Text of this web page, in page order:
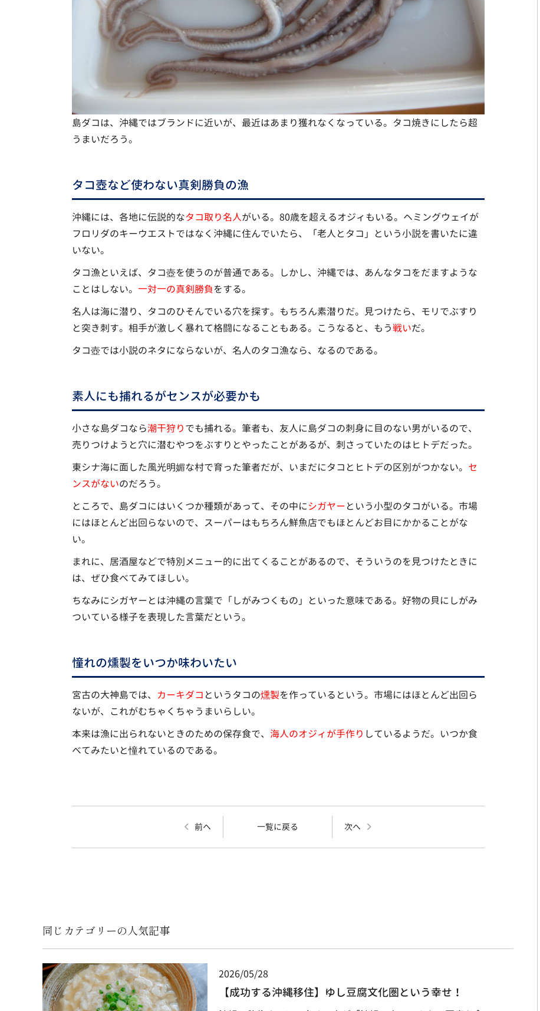
島ダコは、沖縄ではブランドに近いが、最近はあまり獲れなくなっている。タコ焼きにしたら超
うまいだろう。
タコ壺など使わない真剣勝負の漁
沖縄には、各地に伝説的なタコ取り名人がいる。80歳を超えるオジィもいる。ヘミングウェイが
フロリダのキーウエストではなく沖縄に住んでいたら、「老人とタコ」という小説を書いたに違
いない。
タコ漁といえば、タコ壺を使うのが普通である。しかし、沖縄では、あんなタコをだますような
ことはしない。 一対一の真剣勝負をする。
名人は海に潜り、タコのひそんでいる穴を探す。もちろん素潜りだ。見つけたら、モリでぶすり
と突き刺す。相手が激しく暴れて格闘になることもある。こうなると、もう戦いだ。
タコ壺では小説のネタにならないが、名人のタコ漁なら、なるのである。
素人にも捕れるがセンスが必要かも
小さな島ダコなら潮干狩りでも捕れる。筆者も、友人に島ダコの刺身に目のない男がいるので、
売りつけようと穴に潜むやつをぶすりとやったことがあるが、刺さっていたのはヒトデだった。
東シナ海に面した風光明媚な村で育った筆者だが、いまだにタコとヒトデの区別がつかない。 セ
ンスがないのだろう。
ところで、島ダコにはいくつか種類があって、その中にシガヤーという小型のタコがいる。市場
にはほとんど出回らないので、スーパーはもちろん鮮魚店でもほとんどお目にかかることがな
い。
まれに、居酒屋などで特別メニュー的に出てくることがあるので、そういうのを見つけたときに
は、ぜひ食べてみてほしい。
ちなみにシガヤーとは沖縄の言葉で「しがみつくもの」といった意味である。好物の貝にしがみ
ついている様子を表現した言葉だという。
憧れの燻製をいつか味わいたい
宮古の大神島では、 カーキダコ というタコの燻製を作っているという。市場にはほとんど出回ら
ないが、これがむちゃくちゃうまいらしい。
本来は漁に出られないときのための保存食で、 海人のオジィが手作り しているようだ。いつか食
べてみたいと憧れているのである。
前へ 一覧に戻る 次へ
同じカテゴリーの人気記事
2026/05/28
【成功する沖縄移住】ゆし豆腐文化圏という幸せ！